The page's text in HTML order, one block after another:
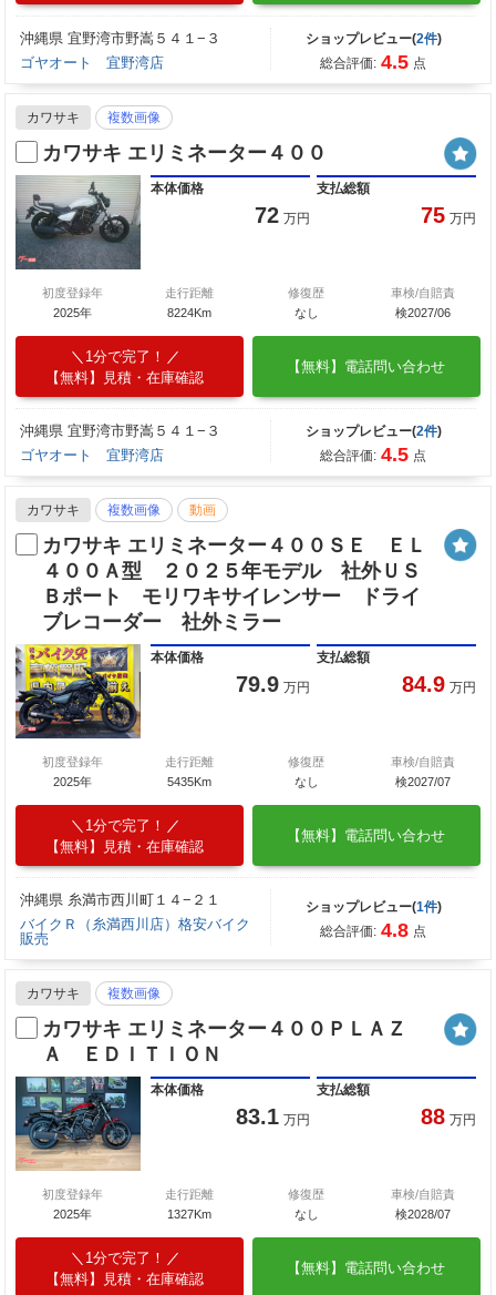
沖縄県 宜野湾市野嵩５４１−３
ゴヤオート 宜野湾店
ショップレビュー(2件)
総合評価: 4.5 点
カワサキ 複数画像
カワサキ エリミネーター４００
本体価格
72 万円
支払総額
75 万円
初度登録年
2025年
走行距離
8224Km
修復歴
なし
車検/自賠責
検2027/06
1分で完了！
【無料】見積・在庫確認
【無料】電話問い合わせ
沖縄県 宜野湾市野嵩５４１−３
ゴヤオート 宜野湾店
ショップレビュー(2件)
総合評価: 4.5 点
カワサキ 複数画像 動画
カワサキ エリミネーター４００ＳＥ ＥＬ
４００Ａ型 ２０２５年モデル 社外ＵＳ
Ｂポート モリワキサイレンサー ドライ
ブレコーダー 社外ミラー
本体価格
79.9 万円
支払総額
84.9 万円
初度登録年
2025年
走行距離
5435Km
修復歴
なし
車検/自賠責
検2027/07
1分で完了！
【無料】見積・在庫確認
【無料】電話問い合わせ
沖縄県 糸満市西川町１４−２１
バイクＲ（糸満西川店）格安バイク
販売
ショップレビュー(1件)
総合評価: 4.8 点
カワサキ 複数画像
カワサキ エリミネーター４００ＰＬＡＺ
Ａ ＥＤＩＴＩＯＮ
本体価格
83.1 万円
支払総額
88 万円
初度登録年
2025年
走行距離
1327Km
修復歴
なし
車検/自賠責
検2028/07
1分で完了！
【無料】見積・在庫確認
【無料】電話問い合わせ